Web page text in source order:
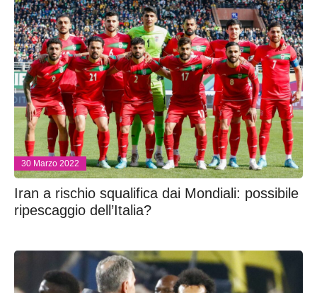
30 Marzo 2022
Iran a rischio squalifica dai Mondiali: possibile
ripescaggio dell’Italia?